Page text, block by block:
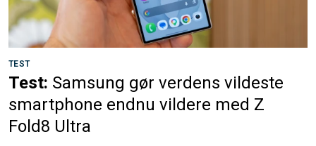
TEST
Test: Samsung gør verdens vildeste
smartphone endnu vildere med Z
Fold8 Ultra